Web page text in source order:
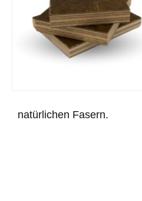
natürlichen Fasern.